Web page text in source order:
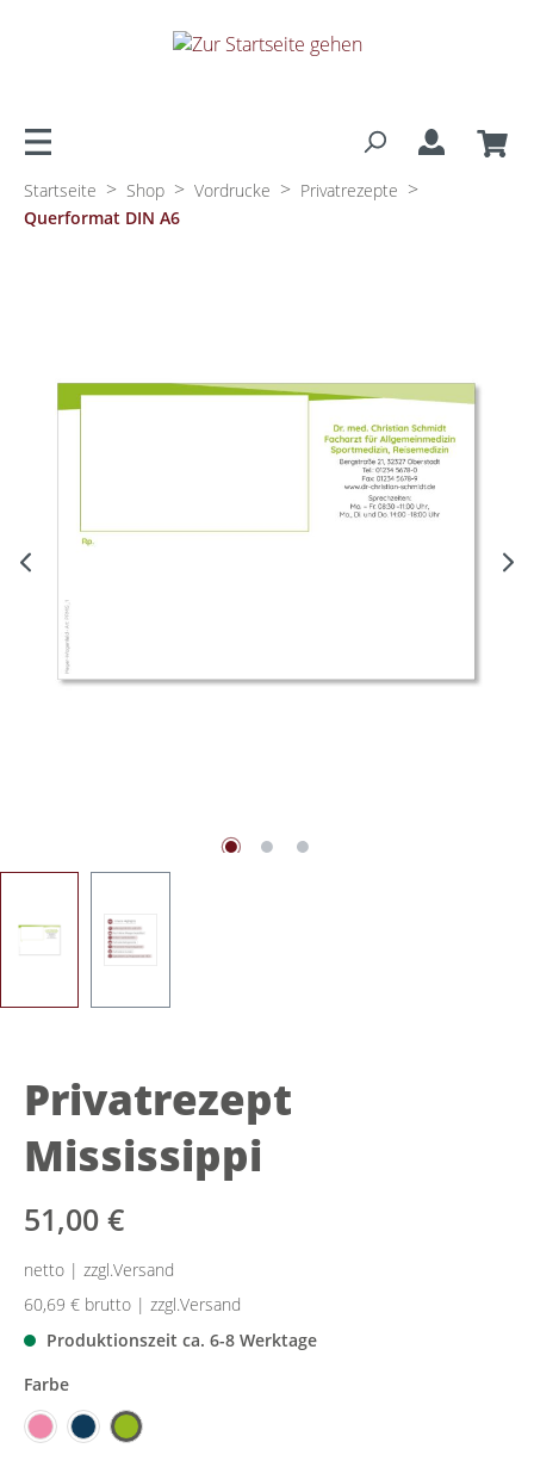
Startseite > Shop > Vordrucke > Privatrezepte >
Querformat DIN A6
Privatrezept
Mississippi
51,00 €
netto | zzgl.Versand
60,69 € brutto | zzgl.Versand
Produktionszeit ca. 6-8 Werktage
Farbe